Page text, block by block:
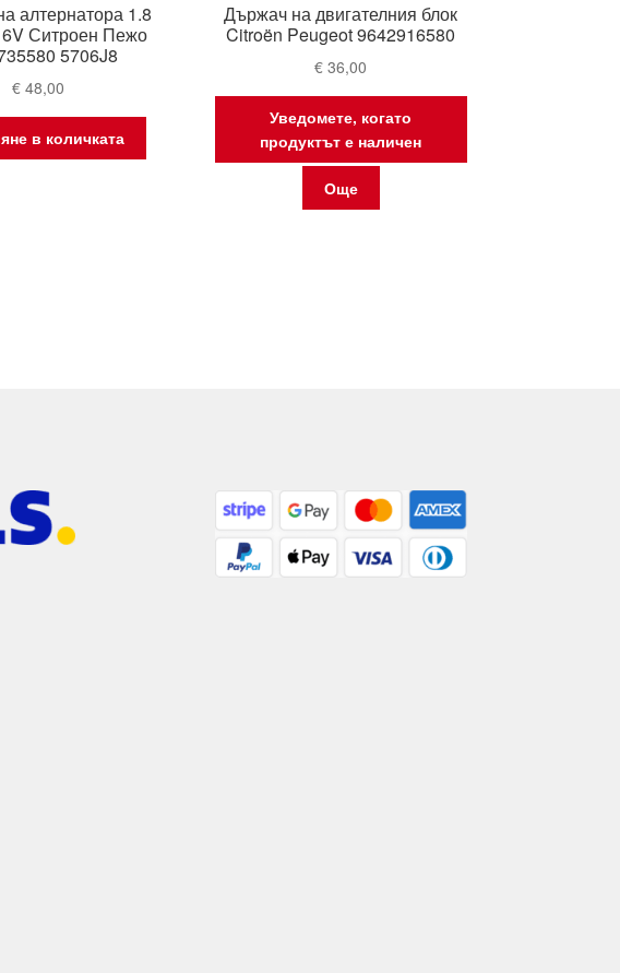
алтернатора 1.8
Ситроен Пежо
5706J8
€48,00
в количката
Държач на двигателния блок
Citroën Peugeot 9642916580
€ 36,00
Уведомете, когато
продуктът е наличен
Още